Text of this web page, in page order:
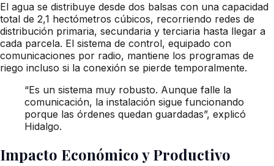
El agua se distribuye desde dos balsas con una capacidad
total de 2,1 hectómetros cúbicos, recorriendo redes de
distribución primaria, secundaria y terciaria hasta llegar a
cada parcela. El sistema de control, equipado con
comunicaciones por radio, mantiene los programas de
riego incluso si la conexión se pierde temporalmente.
“Es un sistema muy robusto. Aunque falle la
comunicación, la instalación sigue funcionando
porque las órdenes quedan guardadas”, explicó
Hidalgo.
Impacto Económico y Productivo